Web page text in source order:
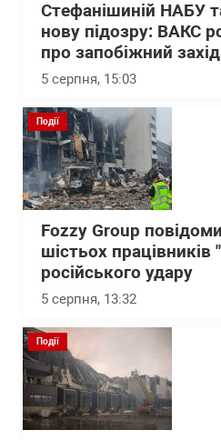
Стефанішиній НАБУ
нову підозру: ВАКС
про запобіжний захід
5 серпня, 15:03
Події
Fozzy Group
шістьох працівників
російського удару
5 серпня, 13:32
Події